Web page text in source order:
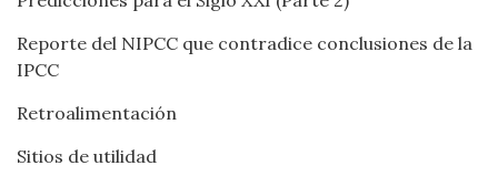
Reporte del NIPCC que contradice conclusiones de la
IPCC
Retroalimentación
Sitios de utilidad